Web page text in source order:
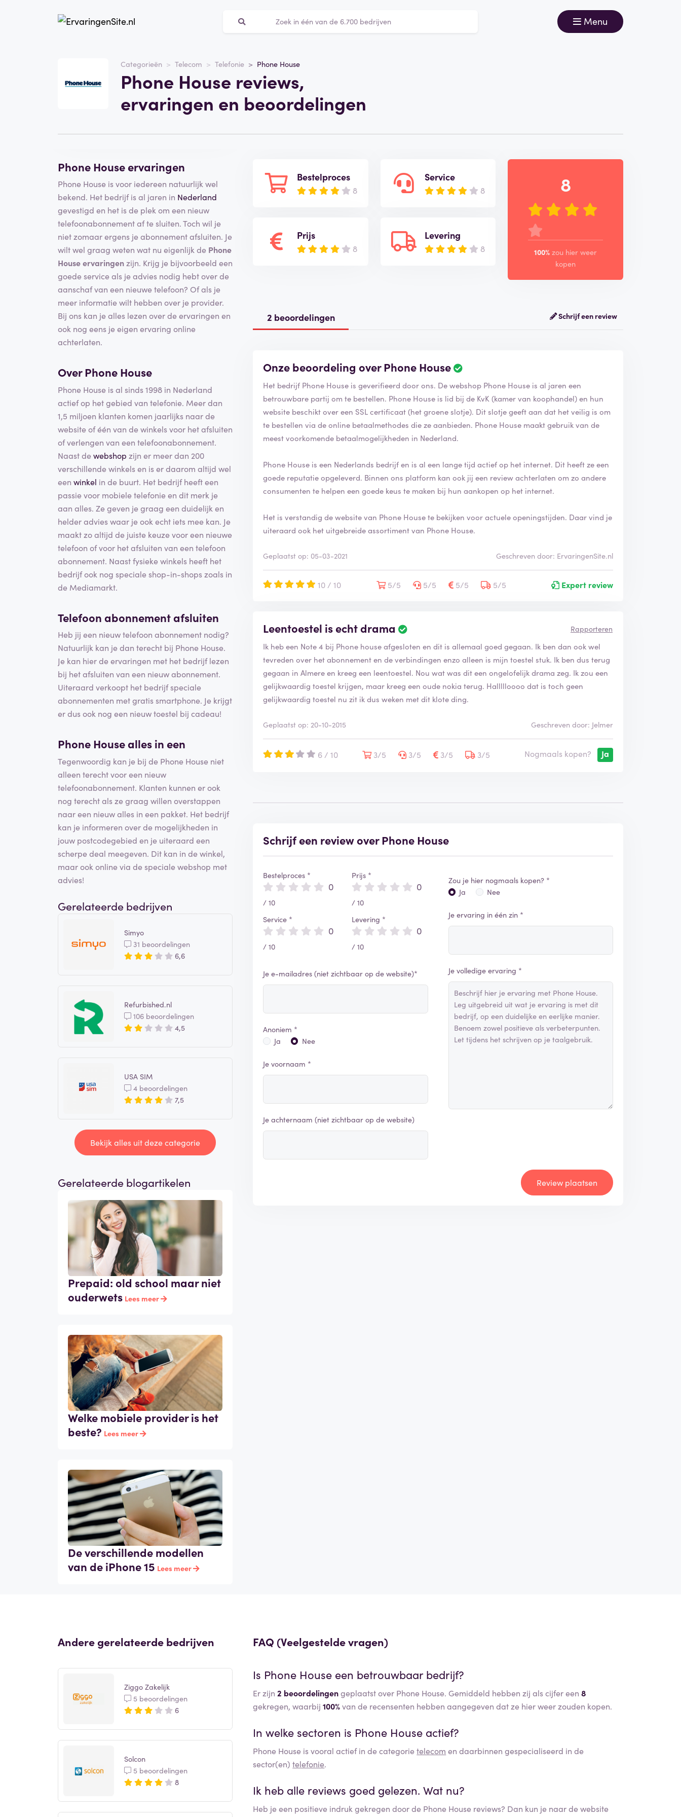
Menu
Categorieën Telecom Telefonie Phone House
Phone House reviews,
ervaringen en beoordelingen
Phone House
Categorie
Telecom
Schrijf een beoordeling
Phone House ervaringen
Phone House is voor iedereen natuurlijk wel
bekend. Het bedrijf is al jaren in Nederland
gevestigd en het is de plek om een nieuw
telefoonabonnement af te sluiten. Toch wil je
niet zomaar ergens je abonnement afsluiten. Je
wilt wel graag weten wat nu eigenlijk de Phone
House ervaringenzijn. Krijg je bijvoorbeeld een
goede service als je advies nodig hebt over de
aanschaf van een nieuwe telefoon? Of als je
meer informatie wilt hebben over je provider.
Bij ons kan je alles lezen over de ervaringen en
ook nog eens je eigen ervaring online
achterlaten.
Over Phone House
Phone House is al sinds 1998 in Nederland
actief op het gebied van telefonie. Meer dan
1,5 miljoen klanten komen jaarlijks naar de
website of één van de winkels voor het afsluiten
of verlengen van een telefoonabonnement.
Naast dewebshop zijn er meer dan 200
verschillende winkels en is er daarom altijd wel
een winkel in de buurt. Het bedrijf heeft een
passie voor mobiele telefonie en dit merk je
aan alles. Ze geven je graag een duidelijk en
helder advies waar je ook echt iets mee kan. Je
maakt zo altijd de juiste keuze voor een nieuwe
telefoon of voor het afsluiten van een telefoon
abonnement. Naast fysieke winkels heeft het
bedrijf ook nog speciale shop-in-shops zoals in
de Mediamarkt.
Telefoon abonnement afsluiten
Heb jij een nieuw telefoon abonnement nodig?
Natuurlijk kan je dan terecht bij Phone House.
Je kan hier de ervaringen met het bedrijf lezen
bij het afsluiten van een nieuw abonnement.
Uiteraard verkoopt het bedrijf speciale
abonnementen met gratis smartphone. Je krijgt
er dus ook nog een nieuw toestel bij cadeau!
Phone House alles in een
Tegenwoordig kan je bij de Phone House niet
alleen terecht voor een nieuw
telefoonabonnement. Klanten kunnen er ook
nog terecht als ze graag willen overstappen
naar een nieuw alles in een pakket. Het bedrijf
kan je informeren over de mogelijkheden in
jouw postcodegebied en je uiteraard een
scherpe deal meegeven. Dit kan in de winkel,
maar ook online via de speciale webshop met
advies!
Gerelateerde bedrijven
Simyo
31 beoordelingen
6,6
Refurbished.nl
106 beoordelingen
4,5
USA SIM
4 beoordelingen
7,5
Bekijk alles uit deze categorie
Gerelateerde blogartikelen
Prepaid: old school maar niet
ouderwets Lees meer
Welke mobiele provider is het
beste? Lees meer
De verschillende modellen
van de iPhone 15 Lees meer
Bestelproces
8
Prijs
8
Service
8
Levering
8
8
100% zou hier weer
kopen
2 beoordelingen Schrijf een review
Onze beoordeling over Phone House
Het bedrijf Phone House is geverifieerd door ons. De webshop Phone House is al jaren een
betrouwbare partij om te bestellen. Phone House is lid bij de KvK (kamer van koophandel) en hun
website beschikt over een SSL certificaat (het groene slotje). Dit slotje geeft aan dat het veilig is om
te bestellen via de online betaalmethodes die ze aanbieden. Phone House maakt gebruik van de
meest voorkomende betaalmogelijkheden in Nederland.
Phone House is een Nederlands bedrijf en is al een lange tijd actief op het internet. Dit heeft ze een
goede reputatie opgeleverd. Binnen ons platform kan ook jij een review achterlaten om zo andere
consumenten te helpen een goede keus te maken bij hun aankopen op het internet.
Het is verstandig de website van Phone House te bekijken voor actuele openingstijden. Daar vind je
uiteraard ook het uitgebreide assortiment van Phone House.
Geplaatst op: 05-03-2021 Geschreven door: ErvaringenSite.nl
10 / 10 5/5 5/5 5/5 5/5 Expert review
Leentoestel is echt drama Rapporteren
Ik heb een Note 4 bij Phone house afgesloten en dit is allemaal goed gegaan. Ik ben dan ook wel
tevreden over het abonnement en de verbindingen enzo alleen is mijn toestel stuk. Ik ben dus terug
gegaan in Almere en kreeg een leentoestel. Nou wat was dit een ongelofelijk drama zeg. Ik zou een
gelijkwaardig toestel krijgen, maar kreeg een oude nokia terug. Hallllloooo dat is toch geen
gelijkwaardig toestel nu zit ik dus weken met dit klote ding.
Geplaatst op: 20-10-2015 Geschreven door: Jelmer
6 / 10 3/5 3/5 3/5 3/5 Nogmaals kopen? Ja
Schrijf een review over Phone House
Bestelproces *
0
/ 10
Service *
0
/ 10
Prijs *
0
/ 10
Levering *
0
/ 10
Je e-mailadres (niet zichtbaar op de website)*
Anoniem *
Ja
Nee
Je voornaam *
Je achternaam (niet zichtbaar op de website)
Zou je hier nogmaals kopen? *
Ja
Nee
Je ervaring in één zin *
Je volledige ervaring *
Review plaatsen
Andere gerelateerde bedrijven
Ziggo Zakelijk
5 beoordelingen
6
Solcon
5 beoordelingen
8
FAQ (Veelgestelde vragen)
Is Phone House een betrouwbaar bedrijf?
Er zijn2 beoordelingengeplaatst over Phone House. Gemiddeld hebben zij als cijfer een8
gekregen, waarbij100%van de recensenten hebben aangegeven dat ze hier weer zouden kopen.
In welke sectoren is Phone House actief?
Phone House is vooral actief in de categorietelecom en daarbinnen gespecialiseerd in de
sector(en)telefonie.
Ik heb alle reviews goed gelezen. Wat nu?
Heb je een positieve indruk gekregen door de Phone House reviews? Dan kun je naar de website